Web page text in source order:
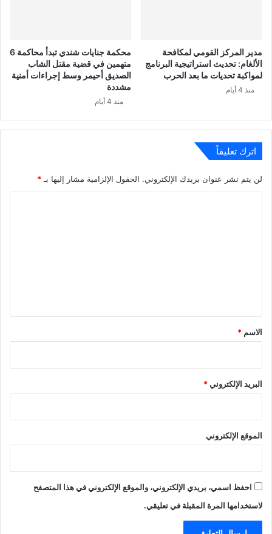
مدير المركز القومي لمكافحة
الألغام: تحديث استراتيجية البرنامج
لمواكبة تحديات ما بعد الحرب
منذ 4 أيام
محكمة جنايات شندي تبدأ محاكمة 6
متهمين في قضية مقتل الشاب
الصديق أحيمر وسط إجراءات أمنية
مشددة
منذ 4 أيام
اترك تعليقاً
لن يتم نشر عنوان بريدك الإلكتروني. الحقول الإلزامية مشار إليها بـ *
*
الاسم *
البريد الإلكتروني*
الموقع الإلكتروني
احفظ اسمي، بريدي الإلكتروني، والموقع الإلكتروني في هذا المتصفح
لاستخدامها المرة المقبلة في تعليقي.